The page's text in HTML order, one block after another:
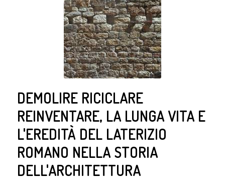
DEMOLIRE RICICLARE
REINVENTARE, LA LUNGA VITA E
L'EREDITÀ DEL LATERIZIO
ROMANO NELLA STORIA
DELL'ARCHITETTURA